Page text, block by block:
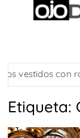
con
Etiqueta: